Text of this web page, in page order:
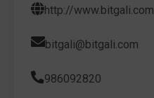
http://www.bitgali.com
bitgali@bitgali.com
986092820